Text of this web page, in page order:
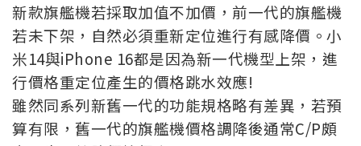
新款旗艦機若採取加值不加價，前一代的旗艦機
若未下架，自然必須重新定位進行有感降價。小
米14與iPhone 16都是因為新一代機型上架，進
行價格重定位產生的價格跳水效應!
雖然同系列新舊一代的功能規格略有差異，若預
算有限，舊一代的旗艦機價格調降後通常C/P頗